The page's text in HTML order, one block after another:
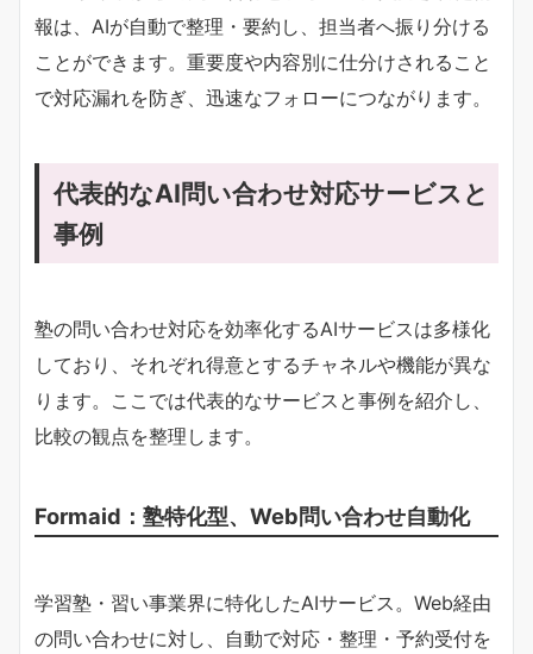
報は、AIが自動で整理・要約し、担当者へ振り分ける
ことができます。重要度や内容別に仕分けされること
で対応漏れを防ぎ、迅速なフォローにつながります。
代表的なAI問い合わせ対応サービスと
事例
塾の問い合わせ対応を効率化するAIサービスは多様化
しており、それぞれ得意とするチャネルや機能が異な
ります。ここでは代表的なサービスと事例を紹介し、
比較の観点を整理します。
Formaid：塾特化型、Web問い合わせ自動化
学習塾・習い事業界に特化したAIサービス。Web経由
の問い合わせに対し、自動で対応・整理・予約受付を